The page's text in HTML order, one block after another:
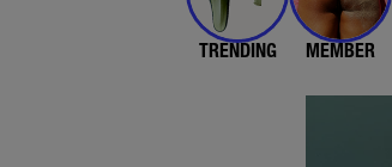
TRENDING MEMBER